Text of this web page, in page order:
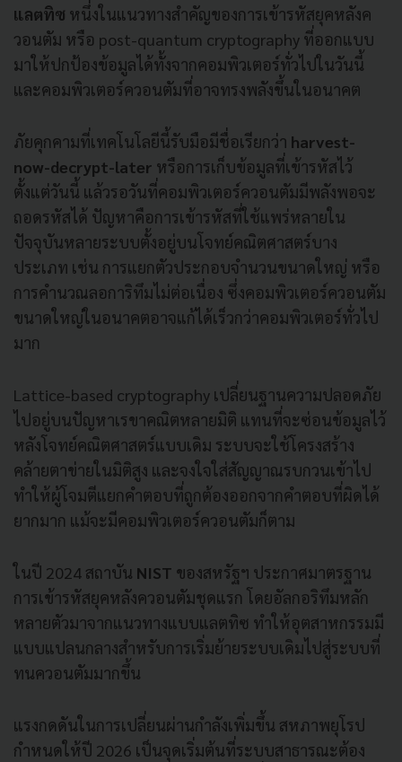
แลตทิซ หนึ่งในแนวทางสำคัญของการเข้ารหัสยุคหลังค
วอนตัม หรือ post-quantum cryptography ที่ออกแบบ
มาให้ปกป้องข้อมูลได้ทั้งจากคอมพิวเตอร์ทั่วไปในวันนี้
และคอมพิวเตอร์ควอนตัมที่อาจทรงพลังขึ้นในอนาคต
ภัยคุกคามที่เทคโนโลยีนี้รับมือมีชื่อเรียกว่า harvest-
now-decrypt-later หรือการเก็บข้อมูลที่เข้ารหัสไว้
ตั้งแต่วันนี้ แล้วรอวันที่คอมพิวเตอร์ควอนตัมมีพลังพอจะ
ถอดรหัสได้ ปัญหาคือการเข้ารหัสที่ใช้แพร่หลายใน
ปัจจุบันหลายระบบตั้งอยู่บนโจทย์คณิตศาสตร์บาง
ประเภท เช่น การแยกตัวประกอบจำนวนขนาดใหญ่ หรือ
การคำนวณลอการิทึมไม่ต่อเนื่อง ซึ่งคอมพิวเตอร์ควอนตัม
ขนาดใหญ่ในอนาคตอาจแก้ได้เร็วกว่าคอมพิวเตอร์ทั่วไป
มาก
Lattice-based cryptography เปลี่ยนฐานความปลอดภัย
ไปอยู่บนปัญหาเรขาคณิตหลายมิติ แทนที่จะซ่อนข้อมูลไว้
หลังโจทย์คณิตศาสตร์แบบเดิม ระบบจะใช้โครงสร้าง
คล้ายตาข่ายในมิติสูง และจงใจใส่สัญญาณรบกวนเข้าไป
ทำให้ผู้โจมตีแยกคำตอบที่ถูกต้องออกจากคำตอบที่ผิดได้
ยากมาก แม้จะมีคอมพิวเตอร์ควอนตัมก็ตาม
ในปี 2024 สถาบัน NIST ของสหรัฐฯ ประกาศมาตรฐาน
การเข้ารหัสยุคหลังควอนตัมชุดแรก โดยอัลกอริทึมหลัก
หลายตัวมาจากแนวทางแบบแลตทิซ ทำให้อุตสาหกรรมมี
แบบแปลนกลางสำหรับการเริ่มย้ายระบบเดิมไปสู่ระบบที่
ทนควอนตัมมากขึ้น
แรงกดดันในการเปลี่ยนผ่านกำลังเพิ่มขึ้น สหภาพยุโรป
กำหนดให้ปี 2026 เป็นจุดเริ่มต้นที่ระบบสาธารณะต้อง